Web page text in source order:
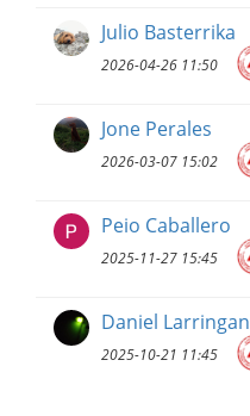
Julio Basterrika
2026-04-26 11:50
Jone Perales
2026-03-07 15:02
Peio Caballero
2025-11-27 15:45
Daniel Larringan
2025-10-21 11:45